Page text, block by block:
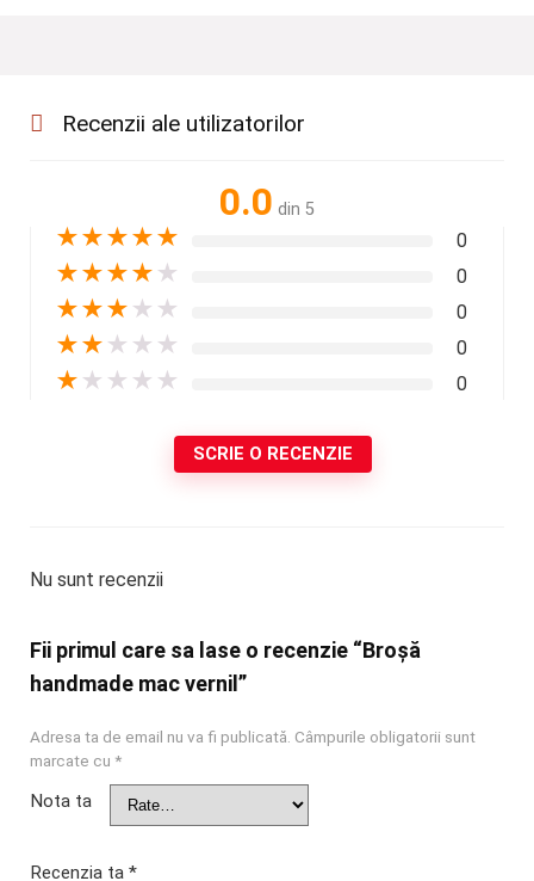
Recenzii ale utilizatorilor
0.0 din 5
★★★★★ 0
★★★★ ★ 0
★★★ ★ ★ 0
★★ ★ ★ ★ 0
★ ★ ★ ★ ★ 0
SCRIE O RECENZIE
Nu sunt recenzii
Fii primul care sa lase o recenzie “Broșă
handmade mac vernil”
Adresa ta de email nu va fi publicată. Câmpurile obligatorii sunt
marcate cu *
Nota ta
Recenzia ta *